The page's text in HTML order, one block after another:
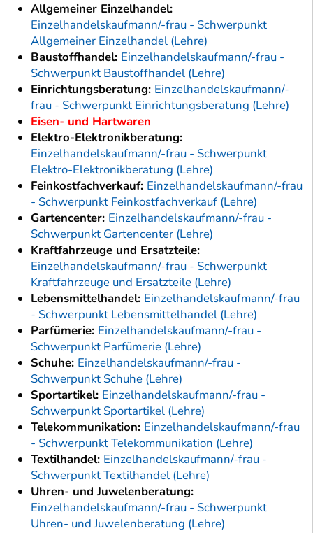
Allgemeiner Einzelhandel:
Einzelhandelskaufmann/-frau - Schwerpunkt
Allgemeiner Einzelhandel (Lehre)
Baustoffhandel: Einzelhandelskaufmann/-frau -
Schwerpunkt Baustoffhandel (Lehre)
Einrichtungsberatung: Einzelhandelskaufmann/-
frau - Schwerpunkt Einrichtungsberatung (Lehre)
Eisen- und Hartwaren
Elektro-Elektronikberatung:
Einzelhandelskaufmann/-frau - Schwerpunkt
Elektro-Elektronikberatung (Lehre)
Feinkostfachverkauf: Einzelhandelskaufmann/-frau
- Schwerpunkt Feinkostfachverkauf (Lehre)
Gartencenter: Einzelhandelskaufmann/-frau -
Schwerpunkt Gartencenter (Lehre)
Kraftfahrzeuge und Ersatzteile:
Einzelhandelskaufmann/-frau - Schwerpunkt
Kraftfahrzeuge und Ersatzteile (Lehre)
Lebensmittelhandel: Einzelhandelskaufmann/-frau
- Schwerpunkt Lebensmittelhandel (Lehre)
Parfümerie: Einzelhandelskaufmann/-frau -
Schwerpunkt Parfümerie (Lehre)
Schuhe: Einzelhandelskaufmann/-frau -
Schwerpunkt Schuhe (Lehre)
Sportartikel: Einzelhandelskaufmann/-frau -
Schwerpunkt Sportartikel (Lehre)
Telekommunikation: Einzelhandelskaufmann/-frau
- Schwerpunkt Telekommunikation (Lehre)
Textilhandel: Einzelhandelskaufmann/-frau -
Schwerpunkt Textilhandel (Lehre)
Uhren- und Juwelenberatung:
Einzelhandelskaufmann/-frau - Schwerpunkt
Uhren- und Juwelenberatung (Lehre)